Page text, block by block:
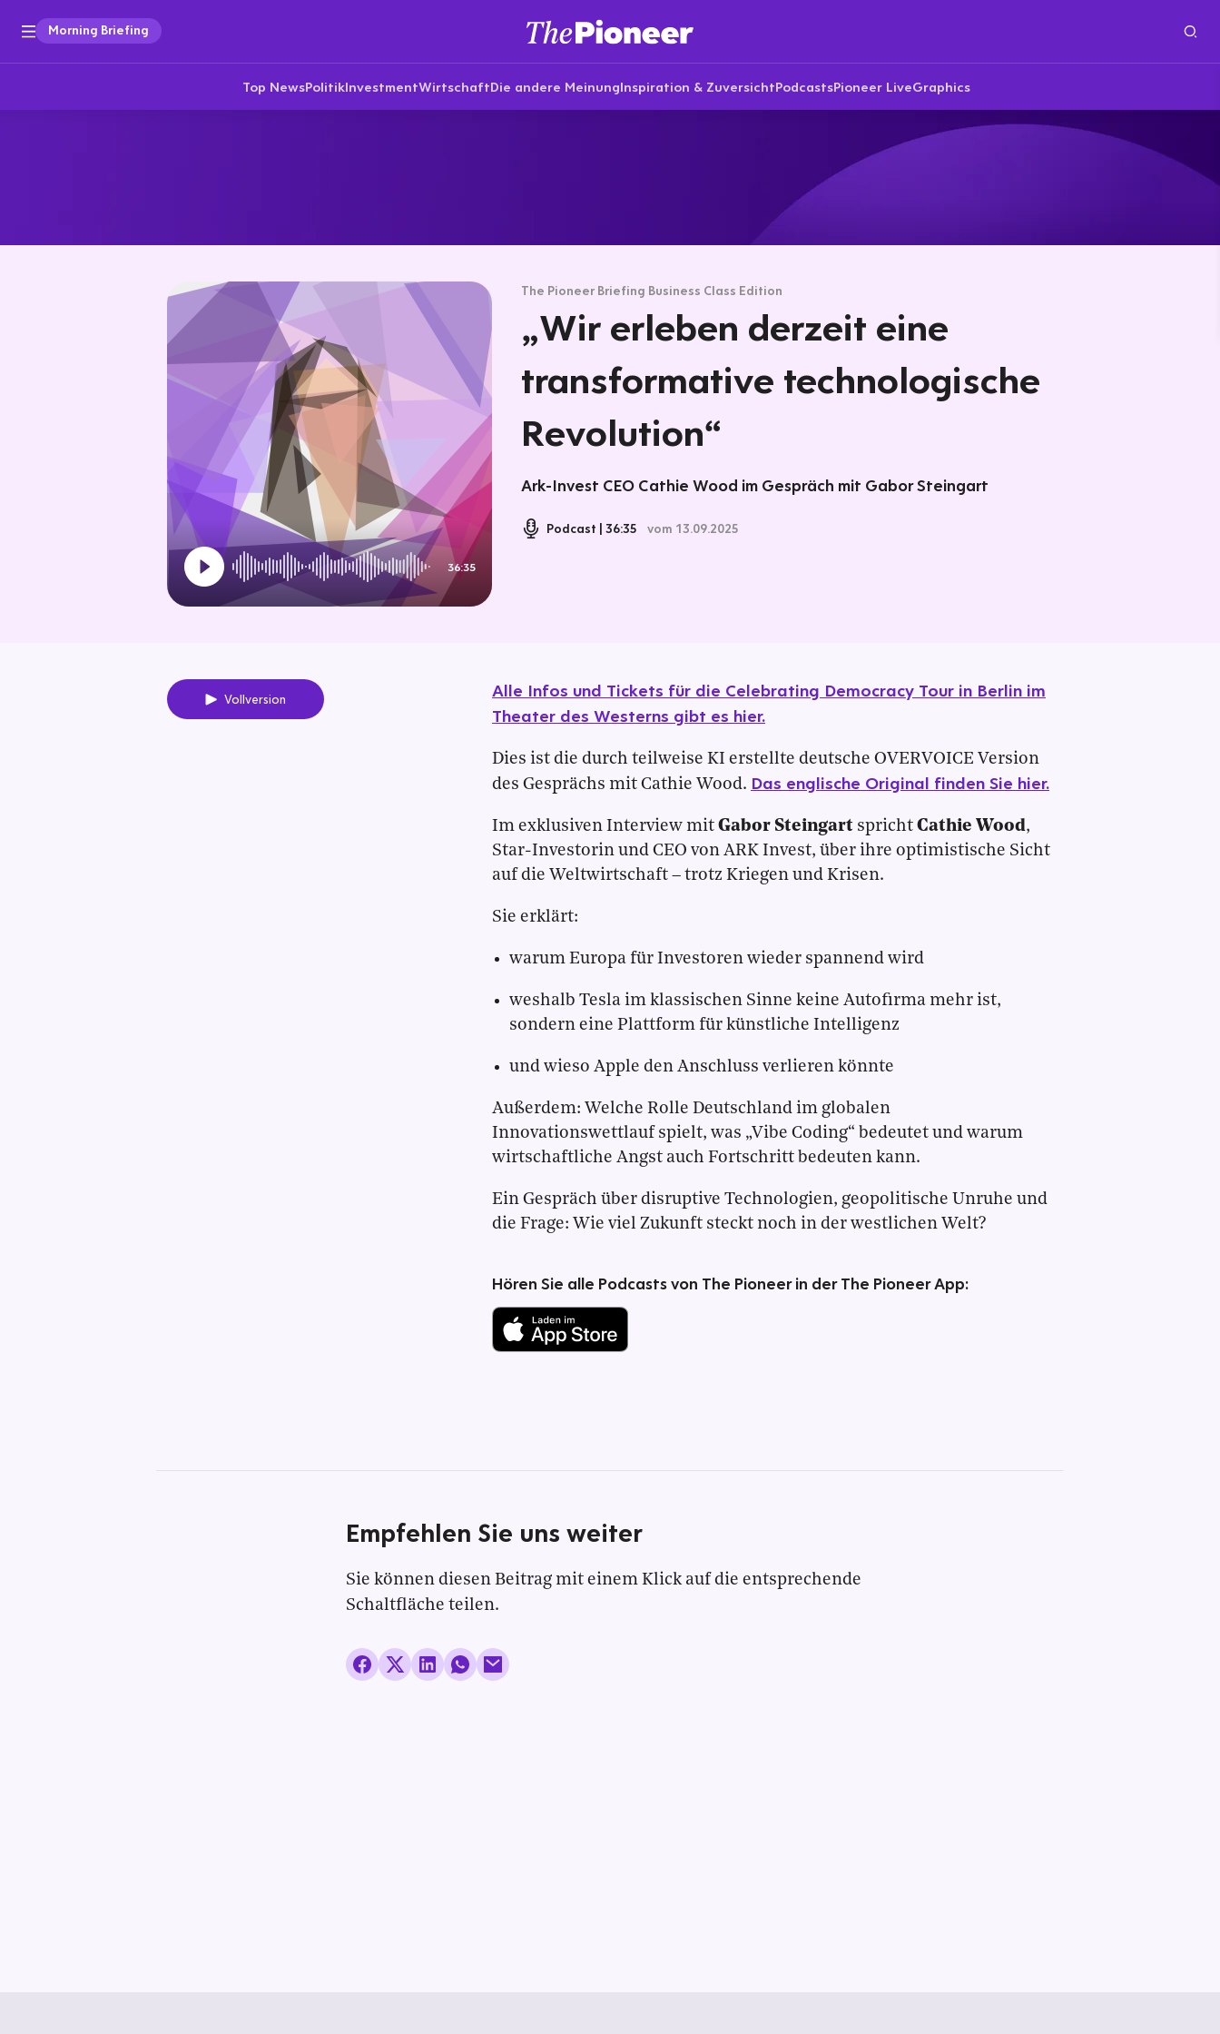
Morning Briefing
Top NewsPolitikInvestmentWirtschaftDie andere MeinungInspiration & ZuversichtPodcastsPioneer LiveGraphics
36:35
The Pioneer Briefing Business Class Edition
„Wir erleben derzeit eine
transformative technologische
Revolution“
Ark-Invest CEO Cathie Wood im Gespräch mit Gabor Steingart
Podcast 36:35 vom 13.09.2025
Vollversion
Alle Infos und Tickets für die Celebrating Democracy Tour in Berlin im
Theater des Westerns gibt es hier.
Dies ist die durch teilweise KI erstellte deutsche OVERVOICE Version
des Gesprächs mit Cathie Wood. Das englische Original finden Sie hier.
Im exklusiven Interview mit Gabor Steingart spricht Cathie Wood,
Star-Investorin und CEO von ARK Invest, über ihre optimistische Sicht
auf die Weltwirtschaft – trotz Kriegen und Krisen.
Sie erklärt:
warum Europa für Investoren wieder spannend wird
weshalb Tesla im klassischen Sinne keine Autofirma mehr ist,
sondern eine Plattform für künstliche Intelligenz
und wieso Apple den Anschluss verlieren könnte
Außerdem: Welche Rolle Deutschland im globalen
Innovationswettlauf spielt, was „Vibe Coding“ bedeutet und warum
wirtschaftliche Angst auch Fortschritt bedeuten kann.
Ein Gespräch über disruptive Technologien, geopolitische Unruhe und
die Frage: Wie viel Zukunft steckt noch in der westlichen Welt?
Hören Sie alle Podcasts von The Pioneer in der The Pioneer App:
Empfehlen Sie uns weiter
Sie können diesen Beitrag mit einem Klick auf die entsprechende
Schaltfläche teilen.